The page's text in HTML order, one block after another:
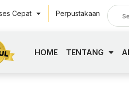
Cepat Perpustakaan
HOME TENTANG